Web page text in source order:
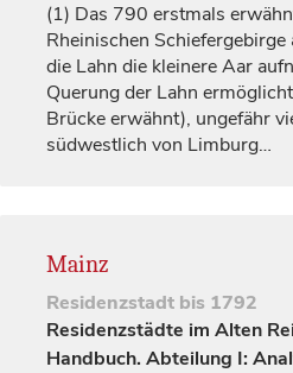
(1) Das 790 erstmals
Rheinischen Schiefergebirge
die Lahn die kleinere Aar
Querung der Lahn
Brücke erwähnt), ungefähr
südwestlich von Limburg…
Mainz
Residenzstadt bis 1792
Residenzstädte im Alten
Handbuch. Abteilung I: